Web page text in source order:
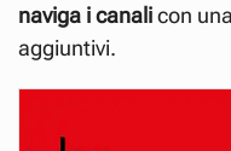
naviga i canalicon
aggiuntivi.